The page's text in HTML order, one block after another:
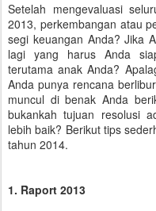
Setelah mengevaluasi
2013, perkembangan atau
segi keuangan Anda? Jika
lagi yang harus Anda
terutama anak Anda?
Anda punya rencana
muncul di benak Anda
bukankah tujuan resolusi
lebih baik? Berikut tips
tahun 2014.
1. Raport 2013